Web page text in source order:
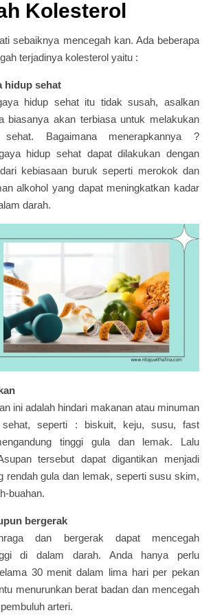
Kolesterol
sebaiknya mencegah kan. Ada beberapa
terjadinya kolesterol yaitu :
hidup sehat
hidup sehat itu tidak susah, asalkan
biasanya akan terbiasa untuk melakukan
Bagaimana menerapkannya ?
hidup sehat dapat dilakukan dengan
kebiasaan buruk seperti merokok dan
alkohol yang dapat meningkatkan kadar
darah.
ini adalah hindari makanan atau minuman
seperti : biskuit, keju, susu, fast
tinggi gula dan lemak. Lalu
tersebut dapat digantikan menjadi
rendah gula dan lemak, seperti susu skim,
buahan.
bergerak
dan bergerak dapat mencegah
di dalam darah. Anda hanya perlu
30 menit dalam lima hari per pekan
menurunkan berat badan dan mencegah
arteri.